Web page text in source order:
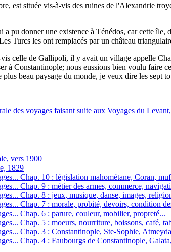
est située vis-à-vis des ruines de l'Alexandrie
a pu donner une existence à Ténédos, car cette
Turcs les ont remplacés par un château
celle de Gallipoli, il y avait un village appelle
á Constantinople; nous eussions bien voulu
beau paysage du monde, je veux dire les
des voyages faisant suite aux Voyages du
vers 1900
1829
Chap. 10 : législation mahométane, Coran,
Chap. 9 : métier des armes, commerce,
Chap. 8 : jeux, musique, danse, images,
Chap. 7 : morale, probité, devoirs, condition
Chap. 6 : parure, couleur, mobilier, propreté...
Chap. 5 : moeurs, nourriture, boissons, café,
Chap. 3 : Constantinople, Ste-Sophie,
Chap. 4 : Faubourgs de Constantinople,